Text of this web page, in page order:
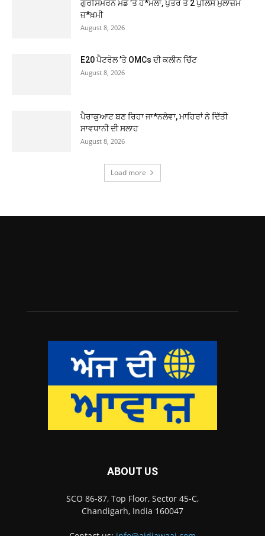
ਗੁਰਸਿਮਰਨ ਮੰਡ ’ਤੇ ਹ*ਮਲਾ, ਪੁੱਤਰ ਤੇ 2 ਪੁਲਿਸ ਮੁਲਾਜ਼ਮ
ਜ਼*ਖ਼ਮੀ
August 8, 2026
E20 ਪੈਟਰੋਲ ’ਤੇ OMCs ਦੀ ਕਲੀਨ ਚਿੱਟ
August 8, 2026
ਪੈਰਾਕੁਆਟ ਬਣ ਰਿਹਾ ਜਾ*ਨਲੇਵਾ, ਮਾਹਿਰਾਂ ਨੇ ਦਿੱਤੀ
ਸਾਵਧਾਨੀ ਦੀ ਸਲਾਹ
August 8, 2026
Load more
ABOUT US
SCO 86-87, Top Floor, Sector 45-C,
Chandigarh, India 160047